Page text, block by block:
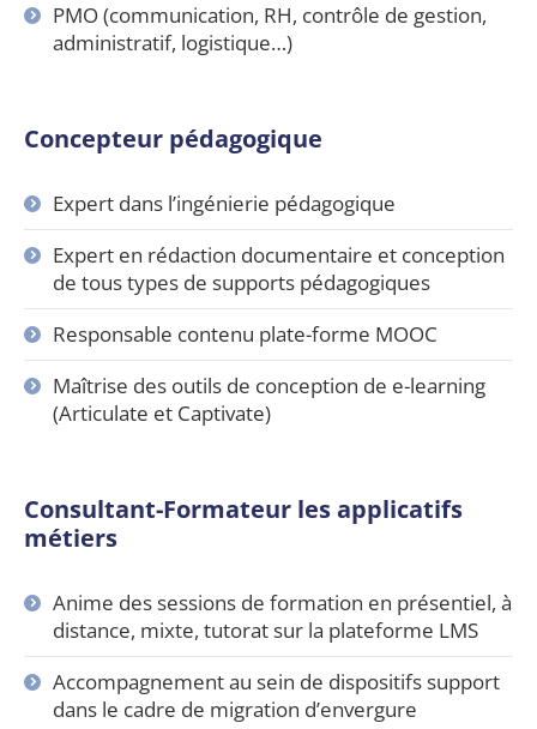
PMO (communication, RH, contrôle de gestion,
administratif, logistique…)
Concepteur pédagogique
Expert dans l’ingénierie pédagogique
Expert en rédaction documentaire et conception
de tous types de supports pédagogiques
Responsable contenu plate-forme MOOC
Maîtrise des outils de conception de e-learning
(Articulate et Captivate)
Consultant-Formateur les applicatifs
métiers
Anime des sessions de formation en présentiel, à
distance, mixte, tutorat sur la plateforme LMS
Accompagnement au sein de dispositifs support
dans le cadre de migration d’envergure